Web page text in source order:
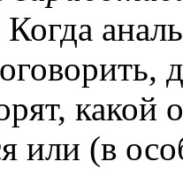
какой
или (в